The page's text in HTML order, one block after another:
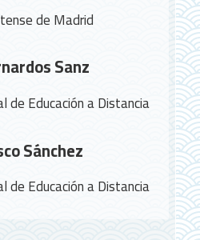
de Madrid
Sanz
de Educación a Distancia
Sánchez
de Educación a Distancia